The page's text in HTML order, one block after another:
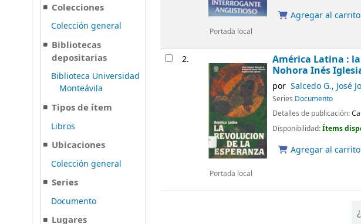
Colecciones
Colección general
Bibliotecas
depositarias
Biblioteca Universidad
Monteávila
Tipos de ítem
Libros
Ubicaciones
Colección general
Series
Documento
Lugares
Portada local
Agregar al carrito
2.
Portada local
América Latina :
Nohora Inés
por Salcedo G., José
Series Documento
Detalles de publicación:
Disponibilidad:Ítems
Agregar al carrito